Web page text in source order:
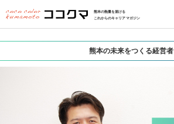
熊本の熱量を届ける
これからのキャリアマガジン
熊本の未来をつくる経営者